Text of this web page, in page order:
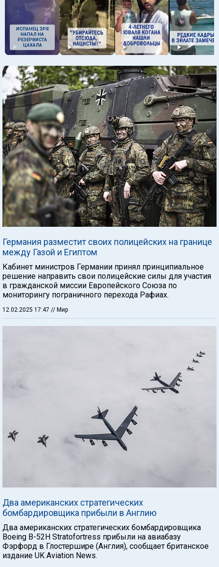
ИСПАНЕЦ ЗРЯ
НАПАЛ НА
РЕЗЕРВИСТА
ЦАХАЛА
Германия разместит своих полицейских на границе
между Газой и Египтом
Кабинет министров Германии принял принципиальное
решение направить свои полицейские силы для участия
в гражданской миссии Европейского Союза по
мониторингу пограничного перехода Рафиах.
12.02.2025 17:47 // Мир
Два американских стратегических
бомбардировщика прибыли в Англию
Два американских стратегических бомбардировщика
Boeing B-52H Stratofortress прибыли на авиабазу
Фэрфорд в Глостершире (Англия), сообщает британское
издание UK Aviation News.